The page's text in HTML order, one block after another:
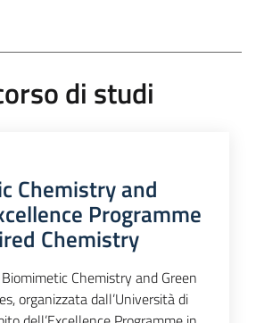
di studi
Chemistry and
Programme
Chemistry
Chemistry and Green
organizzata dall’Università di